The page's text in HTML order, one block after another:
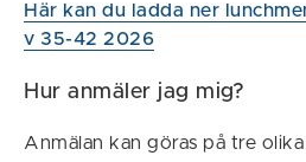
Här kan du ladda ner
v 35-42 2026
Hur anmäler jag mig?
Anmälan kan göras på tre